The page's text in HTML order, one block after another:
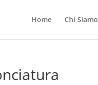
Home Chi Siamo